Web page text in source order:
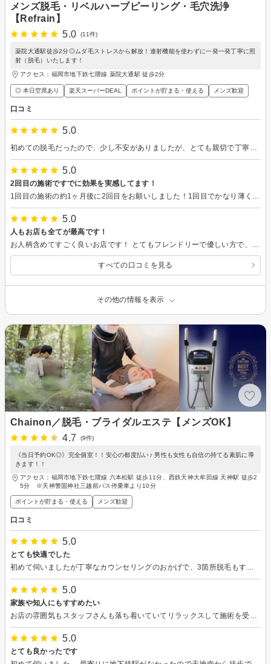
メンズ脱毛・リベルハーブピーリング・毛穴洗浄
【Refrain】
5.0
(11件)
薬院大通駅徒歩2分◎ムダ毛ストレスから解放！連射機能を使わずに一発一発丁寧に照
射（脱毛）いたします！
アクセス：福岡市地下鉄七隈線 薬院大通駅 徒歩2分
◎ 本日空席あり 楽天スーパーDEAL ポイントが貯まる・使える メンズ歓迎
口コミ
5.0
5.0
2回目の施術ですでに効果を実感してます！
5.0
人もお店も全てが最高です！
すべての口コミを見る
その他の情報を表示
Chainon／脱毛・ブライダルエステ【メンズOK】
4.7
(9件)
《当日予約OK◎》完全個室！！安心の都度払い♪ 男性も女性も自信の持てる素肌に導
きます！！
アクセス：福岡市地下鉄七隈線 六本松駅 徒歩11分、西鉄天神大牟田線 天神駅 徒歩2
5分 ※天神警固神社三越前バス停乗車より10分
ポイントが貯まる・使える メンズ歓迎
口コミ
5.0
とても快適でした
5.0
家族や知人にもすすめたい
5.0
とても良かったです